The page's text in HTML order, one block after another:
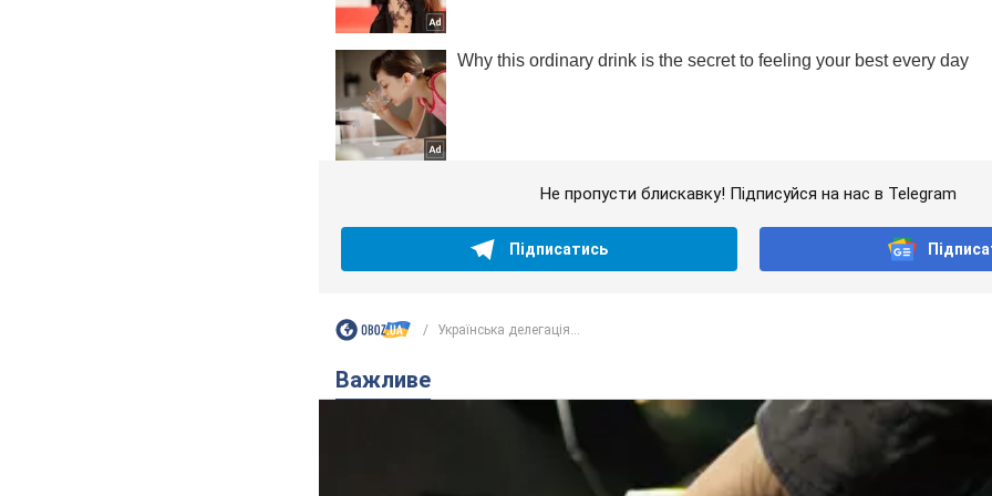
Не пропусти блискавку! Підписуйся на нас в Telegram
Підписатись
Українська делегація...
Важливе